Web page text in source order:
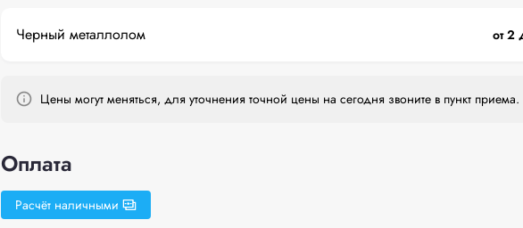
Черный металлолом от 2
Цены могут меняться, для уточнения точной цены на сегодня звоните в пункт приема.
Оплата
Расчёт наличными